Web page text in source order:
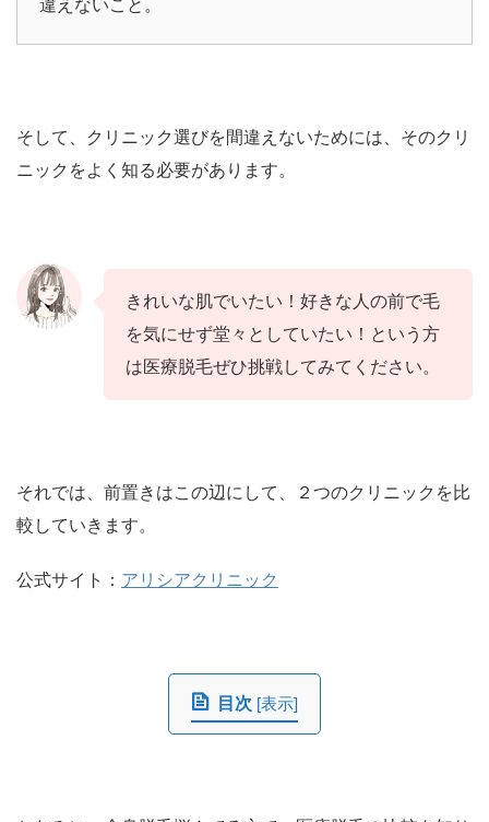
違えないこと。
そして、クリニック選びを間違えないためには、そのクリ
ニックをよく知る必要があります。
きれいな肌でいたい！好きな人の前で毛
を気にせず堂々としていたい！という方
は医療脱毛ぜひ挑戦してみてください。
それでは、前置きはこの辺にして、２つのクリニックを比
較していきます。
公式サイト： アリシアクリニック
目次 [表示]